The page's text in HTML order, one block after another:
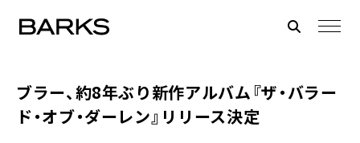
ブラー、約8年ぶり新作アルバム『ザ・バラー
ド・オブ・ダーレン』リリース決定